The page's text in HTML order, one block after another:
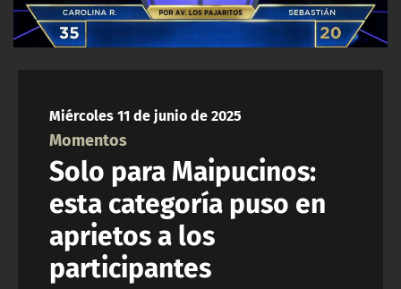
CANAL DE DENUNCIAS
Miércoles 11 de junio de 2025
Momentos
Solo para Maipucinos:
esta categoría puso en
aprietos a los
participantes